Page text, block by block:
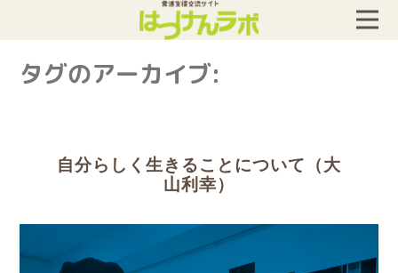
タグのアーカイブ:
自分らしく生きることについて（大
山利幸）